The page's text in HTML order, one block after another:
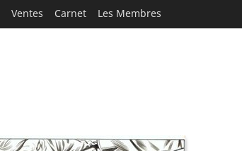
Ventes Carnet Les Membres